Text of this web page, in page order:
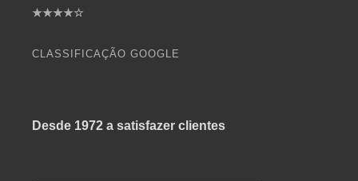
★★★★☆
CLASSIFICAÇÃO GOOGLE
Desde 1972 a satisfazer clientes